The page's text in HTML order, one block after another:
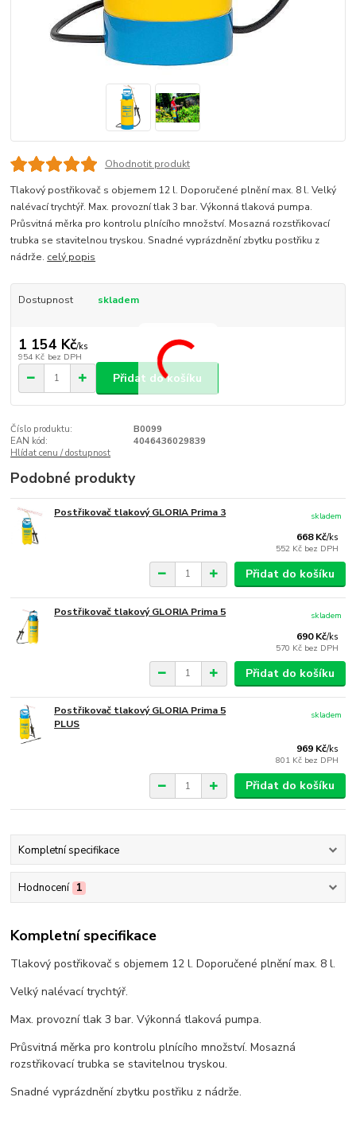
Ohodnotit produkt
Tlakový postřikovač s objemem 12 l. Doporučené plnění max. 8 l. Velký
nalévací trychtýř. Max. provozní tlak 3 bar. Výkonná tlaková pumpa.
Průsvitná měrka pro kontrolu plnícího množství. Mosazná rozstřikovací
trubka se stavitelnou tryskou. Snadné vyprázdnění zbytku postřiku z
nádrže. celý popis
Dostupnost skladem
1 154 Kč/ks
954 Kč bez DPH
Přidat do košíku
Číslo produktu:
B0099
EAN kód:
4046436029839
Hlídat cenu / dostupnost
Podobné produkty
Postřikovač tlakový GLORIA Prima 3
668 Kč/ks
552 Kč bez DPH
skladem
Přidat do košíku
Postřikovač tlakový GLORIA Prima 5
690 Kč/ks
570 Kč bez DPH
skladem
Přidat do košíku
Postřikovač tlakový GLORIA Prima 5
PLUS
969 Kč/ks
801 Kč bez DPH
skladem
Přidat do košíku
Kompletní specifikace
Hodnocení 1
Kompletní specifikace
Tlakový postřikovač s objemem 12 l. Doporučené plnění max. 8 l.
Velký nalévací trychtýř.
Max. provozní tlak 3 bar. Výkonná tlaková pumpa.
Průsvitná měrka pro kontrolu plnícího množství. Mosazná
rozstřikovací trubka se stavitelnou tryskou.
Snadné vyprázdnění zbytku postřiku z nádrže.